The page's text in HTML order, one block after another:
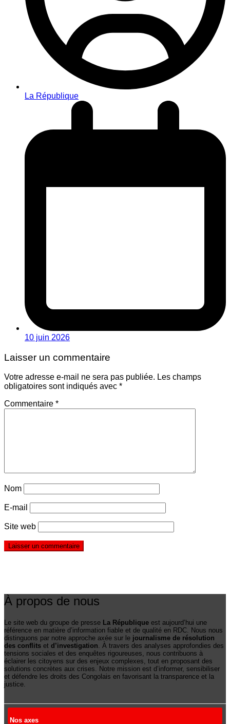
La République
10 juin 2026
Laisser un commentaire
Votre adresse e-mail ne sera pas publiée. Les champs
obligatoires sont indiqués avec *
Commentaire *
Nom
E-mail
Site web
À propos de nous
Le site web du groupe de presse La République est aujourd’hui une
référence en matière d’information fiable et de qualité en RDC. Nous nous
distinguons par notre approche axée sur le journalisme de résolution
des conflits et d’investigation. À travers des analyses approfondies des
tensions sociales et des enquêtes rigoureuses, nous contribuons à
éclairer les citoyens sur des enjeux complexes, tout en proposant des
solutions concrètes aux crises. Notre mission est d’informer, sensibiliser
et défendre les droits des Congolais en favorisant la transparence et la
justice.
Nos axes